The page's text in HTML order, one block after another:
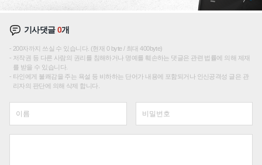
기사댓글0개
200자까지 쓰실 수 있습니다. (현재 0 byte / 최대 400byte)
저작권 등 다른 사람의 권리를 침해하거나 명예를 훼손하는 댓글은 관련 법률에 의해 제재
를 받을 수 있습니다.
타인에게 불쾌감을 주는 욕설 등 비하하는 단어가 내용에 포함되거나 인신공격성 글은 관
리자의 판단에 의해 삭제 합니다.